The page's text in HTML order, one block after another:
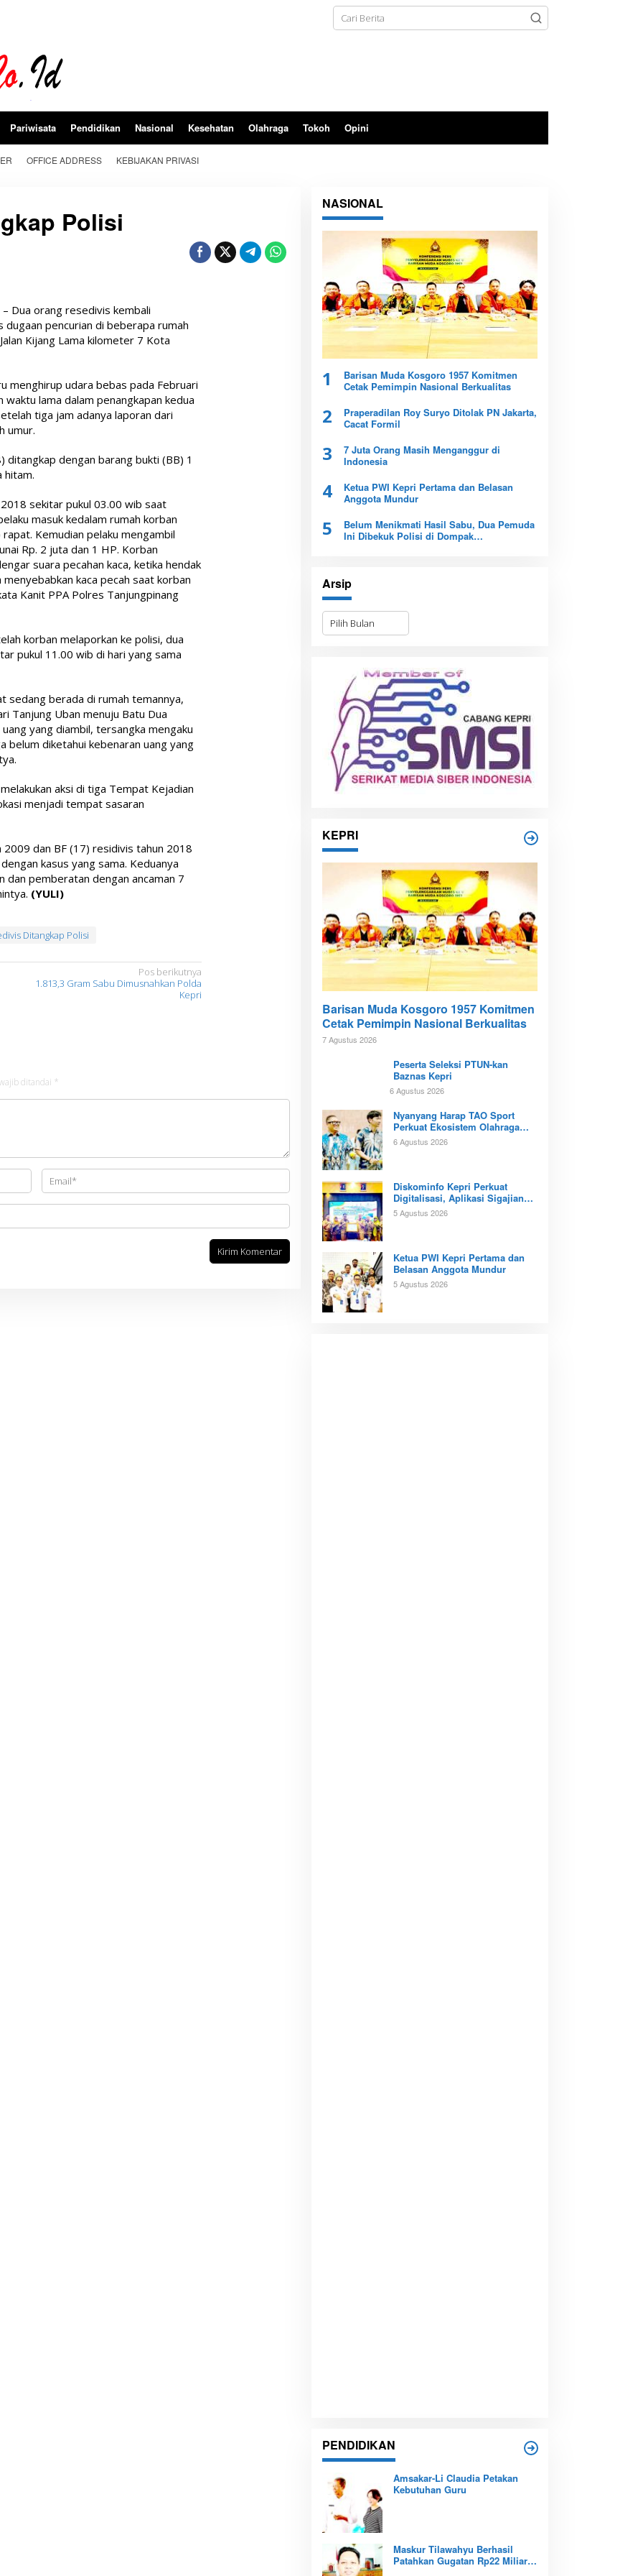
Pariwisata Pendidikan Nasional Kesehatan Olahraga Tokoh Opini
OFFICE ADDRESS KEBIJAKAN PRIVASI
Polisi
– Dua orang resedivis kembali
pencurian di beberapa rumah
Kijang Lama kilometer 7 Kota
menghirup udara bebas pada Februari
waktu lama dalam penangkapan kedua
tiga jam adanya laporan dari
umur.
ditangkap dengan barang bukti (BB) 1
hitam.
sekitar pukul 03.00 wib saat
masuk kedalam rumah korban
Kemudian pelaku mengambil
Rp. 2 juta dan 1 HP. Korban
suara pecahan kaca, ketika hendak
kaca pecah saat korban
Kanit PPA Polres Tanjungpinang
korban melaporkan ke polisi, dua
pukul 11.00 wib di hari yang sama
sedang berada di rumah temannya,
Tanjung Uban menuju Batu Dua
yang diambil, tersangka mengaku
belum diketahui kebenaran uang yang
aksi di tiga Tempat Kejadian
menjadi tempat sasaran
2009 dan BF (17) residivis tahun 2018
kasus yang sama. Keduanya
dan pemberatan dengan ancaman 7
(YULI)
Ditangkap Polisi
Pos berikutnya
1.813,3 Gram Sabu Dimusnahkan Polda
Kepri
ditandai *
NASIONAL
1
Barisan Muda Kosgoro 1957 Komitmen
Cetak Pemimpin Nasional Berkualitas
2
Praperadilan Roy Suryo Ditolak PN Jakarta,
Cacat Formil
3
7 Juta Orang Masih Menganggur di
Indonesia
4
Ketua PWI Kepri Pertama dan Belasan
Anggota Mundur
5
Belum Menikmati Hasil Sabu, Dua Pemuda
Ini Dibekuk Polisi di Dompak
Arsip
A
s
KEPRI
Barisan Muda Kosgoro 1957 Komitmen
Cetak Pemimpin Nasional Berkualitas
7 Agustus 2026
Peserta Seleksi PTUN-kan
Baznas Kepri
6 Agustus 2026
Nyanyang Harap TAO Sport
Perkuat Ekosistem Olahraga
Padel di Kota Batam
6 Agustus 2026
Diskominfo Kepri Perkuat
Digitalisasi, Aplikasi Sigajian
Sudah Terintegrasi TTE
5 Agustus 2026
Ketua PWI Kepri Pertama dan
Belasan Anggota Mundur
5 Agustus 2026
PENDIDIKAN
Amsakar-Li Claudia Petakan
Kebutuhan Guru
Maskur Tilawahyu Berhasil
Patahkan Gugatan Rp22 Miliar,